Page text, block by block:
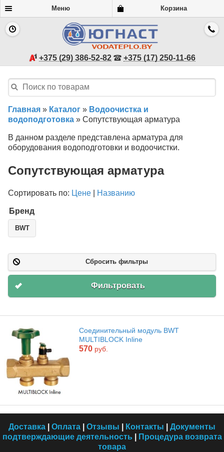
Меню Корзина
+375 (29) 386-52-82 +375 (17) 250-11-66
Главная » Каталог » Водоочистка и
водоподготовка » Сопутствующая арматура
В данном разделе представлена арматура для
оборудования водоподготовки и водоочистки.
Сопутствующая арматура
Сортировать по: Цене Названию
Бренд
BWT
Сбросить фильтры
Фильтровать
Соединительный модуль BWT
MULTIBLOCK Inline
570 руб.
Доставка Оплата Отзывы Контакты
Документы
подтверждающие деятельность
Процедура возврата
товара